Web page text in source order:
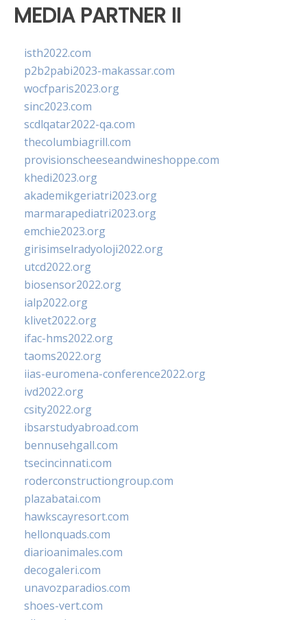
MEDIA PARTNER II
isth2022.com
p2b2pabi2023-makassar.com
wocfparis2023.org
sinc2023.com
scdlqatar2022-qa.com
thecolumbiagrill.com
provisionscheeseandwineshoppe.com
khedi2023.org
akademikgeriatri2023.org
marmarapediatri2023.org
emchie2023.org
girisimselradyoloji2022.org
utcd2022.org
biosensor2022.org
ialp2022.org
klivet2022.org
ifac-hms2022.org
taoms2022.org
iias-euromena-conference2022.org
ivd2022.org
csity2022.org
ibsarstudyabroad.com
bennusehgall.com
tsecincinnati.com
roderconstructiongroup.com
plazabatai.com
hawkscayresort.com
hellonquads.com
diarioanimales.com
decogaleri.com
unavozparadios.com
shoes-vert.com